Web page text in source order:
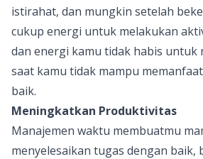
istirahat, dan mungkin setelah
cukup energi untuk melakukan
dan energi kamu tidak habis untuk
saat kamu tidak mampu
baik.
Meningkatkan Produktivitas
Manajemen waktu membuatmu
menyelesaikan tugas dengan baik,